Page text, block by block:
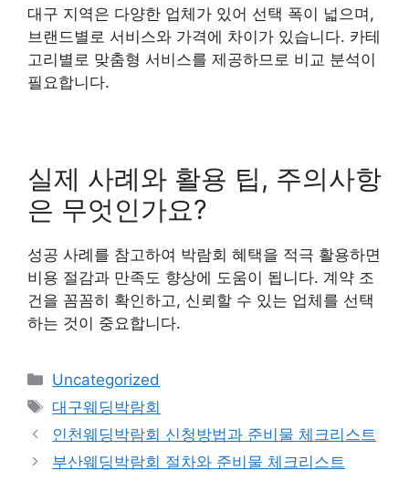
대구 지역은 다양한 업체가 있어 선택 폭이 넓으며,
브랜드별로 서비스와 가격에 차이가 있습니다. 카테
고리별로 맞춤형 서비스를 제공하므로 비교 분석이
필요합니다.
실제 사례와 활용 팁, 주의사항
은 무엇인가요?
성공 사례를 참고하여 박람회 혜택을 적극 활용하면
비용 절감과 만족도 향상에 도움이 됩니다. 계약 조
건을 꼼꼼히 확인하고, 신뢰할 수 있는 업체를 선택
하는 것이 중요합니다.
카
테
고
리
Uncategorized
태
그
대구웨딩박람회
인천웨딩박람회 신청방법과 준비물 체크리스트
부산웨딩박람회 절차와 준비물 체크리스트